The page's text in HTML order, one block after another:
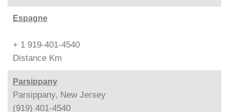
Espagne
+ 1 919-401-4540
Distance Km
Parsippany
Parsippany, New Jersey
(919) 401-4540